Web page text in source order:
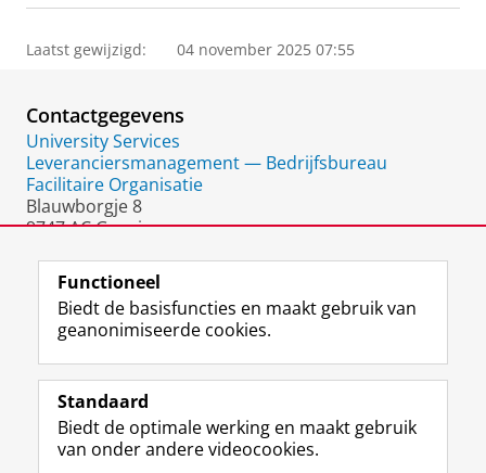
Laatst gewijzigd: 04 november 2025 07:55
Contactgegevens
University Services
Leveranciersmanagement — Bedrijfsbureau
Facilitaire Organisatie
Blauwborgje 8
9747 AC Groningen
Volg de RUG
F
a
e
b
L
i
k
e
R
S
-
f
I
n
t
Y
o
T
Studiekiezers
Functioneel
Biedt de basisfuncties en maakt gebruik van
geanonimiseerde cookies.
Standaard
Biedt de optimale werking en maakt gebruik
van onder andere videocookies.